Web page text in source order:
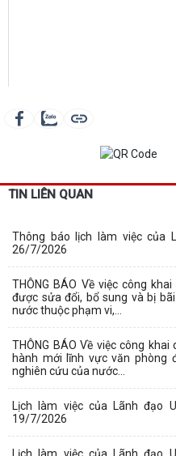
TIN LIÊN QUAN
Thông báo lịch làm việc của
26/7/2026
THÔNG BÁO Về việc công
được sửa đổi, bổ sung và bị
nước thuộc phạm vi,...
THÔNG BÁO Về việc công
hành mới lĩnh vực văn phòng
nghiên cứu của nước...
Lịch làm việc của Lãnh đạo
19/7/2026
Lịch làm việc của Lãnh đạo